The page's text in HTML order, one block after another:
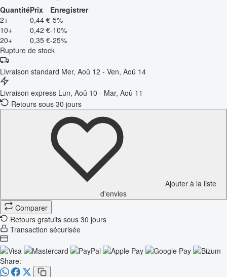
QuantitéPrix
Enregistrer
2+
0,44 €-5%
10+
0,42 €-10%
20+
0,35 €-25%
Rupture de stock
Livraison standard Mer, Aoû 12 - Ven, Aoû 14
Livraison express Lun, Aoû 10 - Mar, Aoû 11
Retours sous 30 jours
Ajouter à la liste
d'envies
Comparer
Retours gratuits sous 30 jours
Transaction sécurisée
Share: